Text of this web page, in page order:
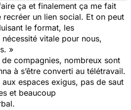
ça et finalement ça me fait
un lien social. Et on peut
le format, les
nécessité vitale pour nous,
»
compagnies, nombreux sont
à s’être converti au télétravail.
espaces exigus, pas de saut
et beaucoup